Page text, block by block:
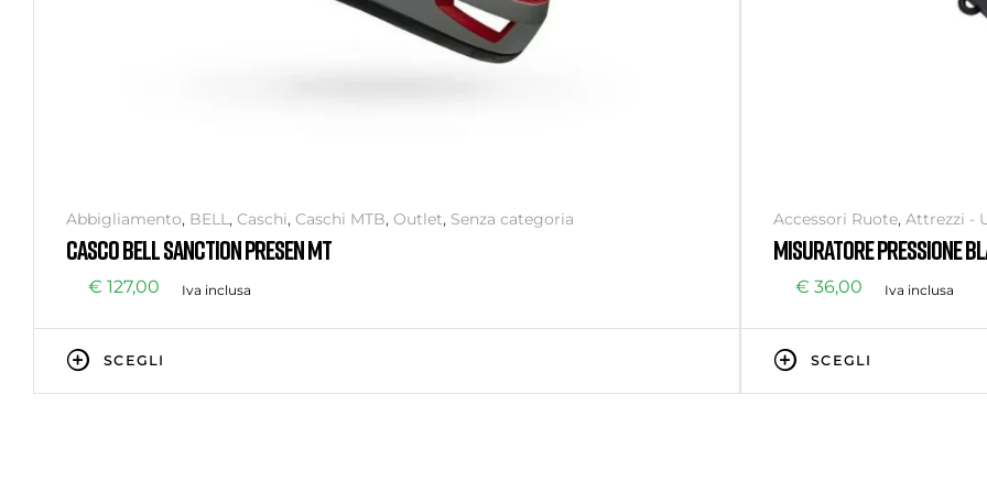
Abbigliamento, BELL, Caschi, Caschi MTB, Outlet, Senza categoria
CASCO BELL SANCTION PRESEN MT
€ 127,00 Iva inclusa
SCEGLI
Accessori Ruote, Attrezzi -
Cura e Manutenzione,
Senza categoria
MISURATORE PRESSIONE
€ 36,00 Iva inclusa
SCEGLI